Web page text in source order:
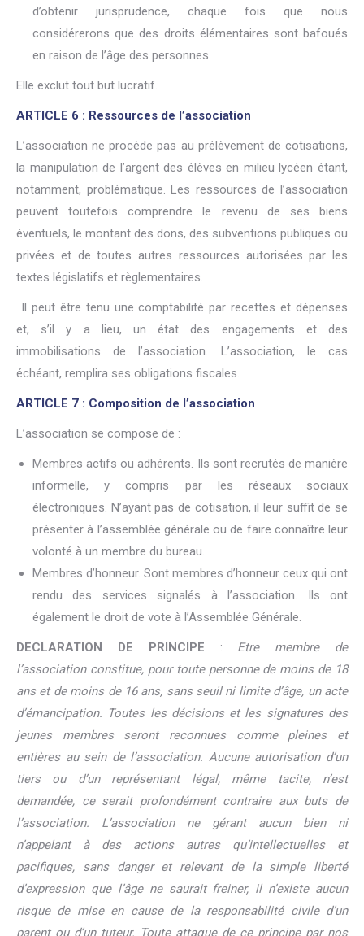
d’obtenir jurisprudence, chaque fois que nous
considérerons que des droits élémentaires sont bafoués
en raison de l’âge des personnes.
Elle exclut tout but lucratif.
ARTICLE 6 : Ressources de l’association
L’association ne procède pas au prélèvement de cotisations,
la manipulation de l’argent des élèves en milieu lycéen étant,
notamment, problématique. Les ressources de l’association
peuvent toutefois comprendre le revenu de ses biens
éventuels, le montant des dons, des subventions publiques ou
privées et de toutes autres ressources autorisées par les
textes législatifs et règlementaires.
Il peut être tenu une comptabilité par recettes et dépenses
et, s’il y a lieu, un état des engagements et des
immobilisations de l’association. L’association, le cas
échéant, remplira ses obligations fiscales.
ARTICLE 7 : Composition de l’association
L’association se compose de :
Membres actifs ou adhérents. Ils sont recrutés de manière
informelle, y compris par les réseaux sociaux
électroniques. N’ayant pas de cotisation, il leur suffit de se
présenter à l’assemblée générale ou de faire connaître leur
volonté à un membre du bureau.
Membres d’honneur. Sont membres d’honneur ceux qui ont
rendu des services signalés à l’association. Ils ont
également le droit de vote à l’Assemblée Générale.
DECLARATION DE PRINCIPE : Etre membre de
l’association constitue, pour toute personne de moins de 18
ans et de moins de 16 ans, sans seuil ni limite d’âge, un acte
d’émancipation. Toutes les décisions et les signatures des
jeunes membres seront reconnues comme pleines et
entières au sein de l’association. Aucune autorisation d’un
tiers ou d’un représentant légal, même tacite, n’est
demandée, ce serait profondément contraire aux buts de
l’association. L’association ne gérant aucun bien ni
n’appelant à des actions autres qu’intellectuelles et
pacifiques, sans danger et relevant de la simple liberté
d’expression que l’âge ne saurait freiner, il n’existe aucun
risque de mise en cause de la responsabilité civile d’un
parent ou d’un tuteur. Toute attaque de ce principe par nos